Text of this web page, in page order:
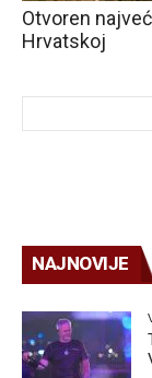
Otvoren
Hrvatskoj
NAJNOVIJE